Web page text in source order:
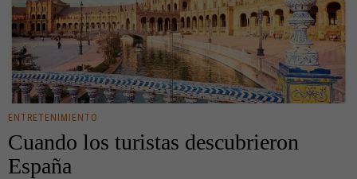
ENTRETENIMIENTO
Cuando los turistas descubrieron
España